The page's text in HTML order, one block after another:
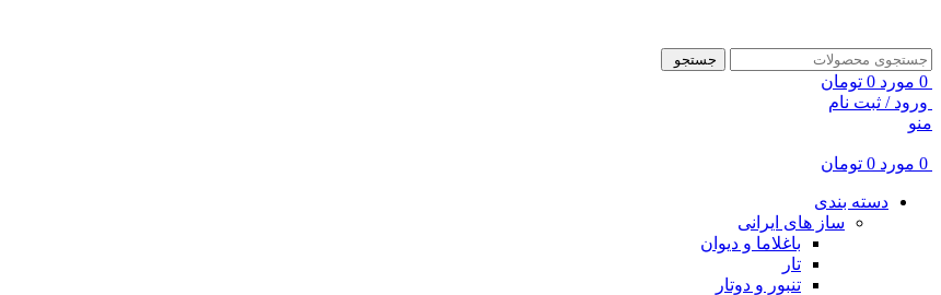
جستجو
0 مورد 0 تومان
ورود / ثبت نام
منو
0 مورد 0 تومان
دسته بندی
ساز های ایرانی
باغلاما و دیوان
تار
تنبور و دوتار